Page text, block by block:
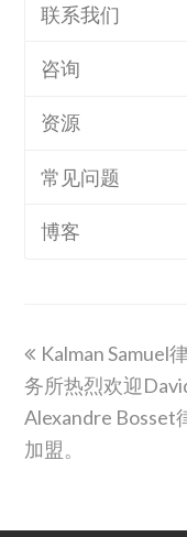
联系我们
咨询
资源
常见问题
博客
previous
post:
Kalman Samuel
务所热烈欢迎
Alexandre Bosset
加盟。